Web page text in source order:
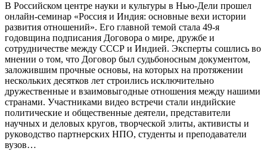
В Российском центре науки и культуры в Нью-Дели прошел
онлайн-семинар «Россия и Индия: основные вехи истории
развития отношений». Его главной темой стала 49-я
годовщина подписания Договора о мире, дружбе и
сотрудничестве между СССР и Индией. Эксперты сошлись во
мнении о том, что Договор был судьбоносным документом,
заложившим прочные основы, на которых на протяжении
нескольких десятков лет строились исключительно
дружественные и взаимовыгодные отношения между нашими
странами. Участниками видео встречи стали индийские
политические и общественные деятели, представители
научных и деловых кругов, творческой элиты, активисты и
руководство партнерских НПО, студенты и преподаватели
вузов…